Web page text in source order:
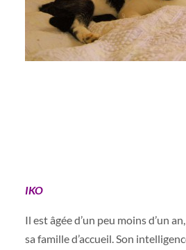
IKO
Il est âgée d’un peu moins d’un
sa famille d’accueil. Son